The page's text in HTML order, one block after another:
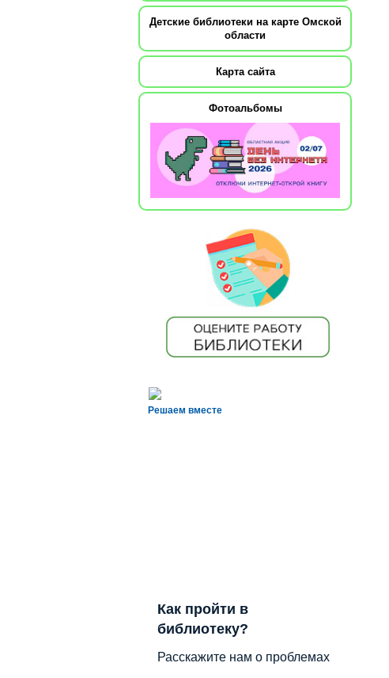
Детские библиотеки на карте Омской
области
Карта сайта
Фотоальбомы
Решаем вместе
Как пройти в
библиотеку?
Расскажите нам о проблемах